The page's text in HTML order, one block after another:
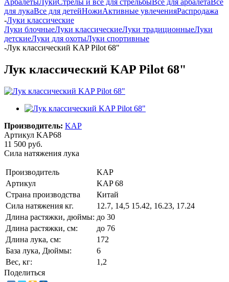
АрбалетыЛукиСтрелы и все для стрельбыВсе для арбалетаВсе
для лукаВсе для детейНожиАктивные увлеченияРаспродажа
-Луки классические
Луки блочныеЛуки классическиеЛуки традиционныеЛуки
детскиеЛуки для охотыЛуки спортивные
-Лук классический KAP Pilot 68"
Лук классический KAP Pilot 68"
Производитель: KAP
Артикул KAP68
11 500 руб.
Сила натяжения лука
Производитель
KAP
Артикул
KAP 68
Страна производства
Китай
Сила натяжения кг.
12.7, 14,5 15.42, 16.23, 17.24
Длина растяжки, дюймы: до 30
Длина растяжки, cм:
до 76
Длина лука, см:
172
База лука, Дюймы:
6
Вес, кг:
1,2
Поделиться